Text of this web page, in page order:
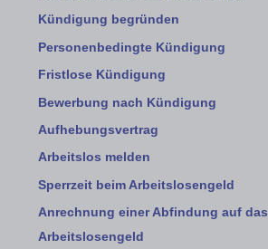
Kündigung begründen
Personenbedingte Kündigung
Fristlose Kündigung
Bewerbung nach Kündigung
Aufhebungsvertrag
Arbeitslos melden
Sperrzeit beim Arbeitslosengeld
Anrechnung einer Abfindung auf das
Arbeitslosengeld